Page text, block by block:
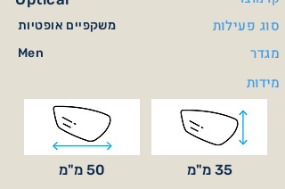
משקפיים אופטיות סוג פעילות
Men
מגדר
מידות
50 מ"מ 35 מ"מ